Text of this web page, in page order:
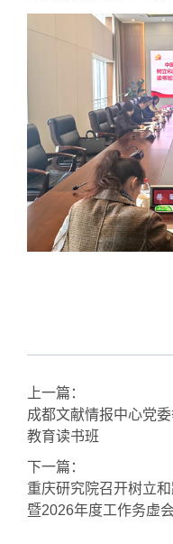
上一篇：
成都文献情报中心党
教育读书班
下一篇：
重庆研究院召开树立
暨2026年度工作务虚